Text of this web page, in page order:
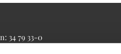
34 79 33-0